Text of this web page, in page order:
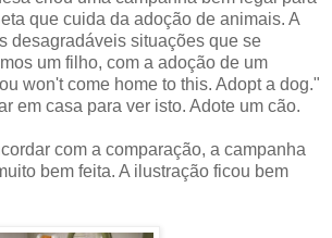
que cuida da adoção de animais. A
desagradáveis situações que se
um filho, com a adoção de um
won't come home to this. Adopt a dog."
em casa para ver isto. Adote um cão.
com a comparação, a campanha
bem feita. A ilustração ficou bem